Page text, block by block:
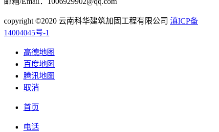
copyright ©2020 云南科华建筑加固工程有限公司 滇ICP备
14004045号-1
高德地图
百度地图
腾讯地图
取消
首页
电话